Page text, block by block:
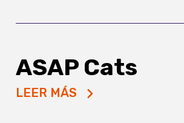
ASAP Cats
LEER MÁS